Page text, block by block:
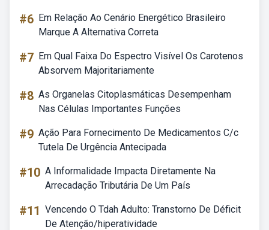
#6 Em Relação Ao Cenário Energético Brasileiro
Marque A Alternativa Correta
#7 Em Qual Faixa Do Espectro Visível Os Carotenos
Absorvem Majoritariamente
#8 As Organelas Citoplasmáticas Desempenham
Nas Células Importantes Funções
#9 Ação Para Fornecimento De Medicamentos C/c
Tutela De Urgência Antecipada
#10 A Informalidade Impacta Diretamente Na
Arrecadação Tributária De Um País
#11 Vencendo O Tdah Adulto: Transtorno De Déficit
De Atenção/hiperatividade